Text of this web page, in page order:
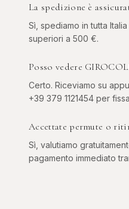
La spedizione è
Sì, spediamo in tutta
superiori a 500 €.
Posso vedere
Certo. Riceviamo su
+39 379 1121454 per
Accettate permute o
Sì, valutiamo
pagamento immediato